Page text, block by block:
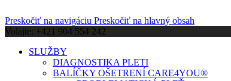
Preskočiť na navigáciu Preskočiť na hlavný obsah
Volajte: +421 904 554 242
SLUŽBY
DIAGNOSTIKA PLETI
BALÍČKY OŠETRENÍ CARE4YOU®